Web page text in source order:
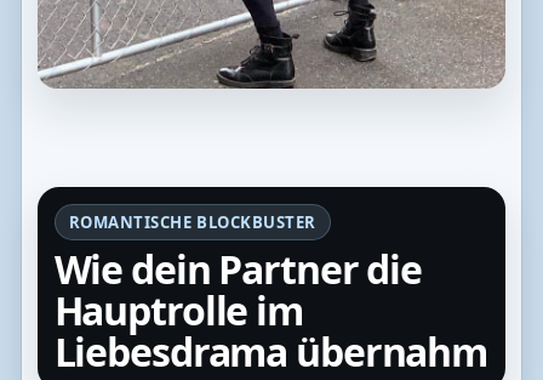
ROMANTISCHE BLOCKBUSTER
Wie dein Partner die
Hauptrolle im
Liebesdrama übernahm